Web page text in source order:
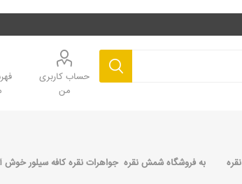
حساب کاربری
من
به فروشگاه شمش نقره جواهرات نقره کافه سیلور خوش